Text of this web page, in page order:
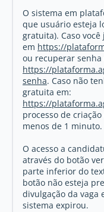
O sistema em
que usuário esteja
gratuita). Caso
em https://
ou recuperar senha
https://
senha. Caso não
gratuita em:
https://
processo de
menos de 1 minuto.
O acesso a
através do botão
parte inferior do
botão não esteja
divulgação da vaga
sistema expirou.